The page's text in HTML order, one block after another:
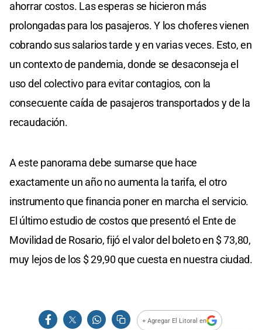
ahorrar costos. Las esperas se hicieron más
prolongadas para los pasajeros. Y los choferes vienen
cobrando sus salarios tarde y en varias veces. Esto, en
un contexto de pandemia, donde se desaconseja el
uso del colectivo para evitar contagios, con la
consecuente caída de pasajeros transportados y de la
recaudación.
A este panorama debe sumarse que hace
exactamente un año no aumenta la tarifa, el otro
instrumento que financia poner en marcha el servicio.
El último estudio de costos que presentó el Ente de
Movilidad de Rosario, fijó el valor del boleto en $ 73,80,
muy lejos de los $ 29,90 que cuesta en nuestra ciudad.
+ Agregar El Litoral en